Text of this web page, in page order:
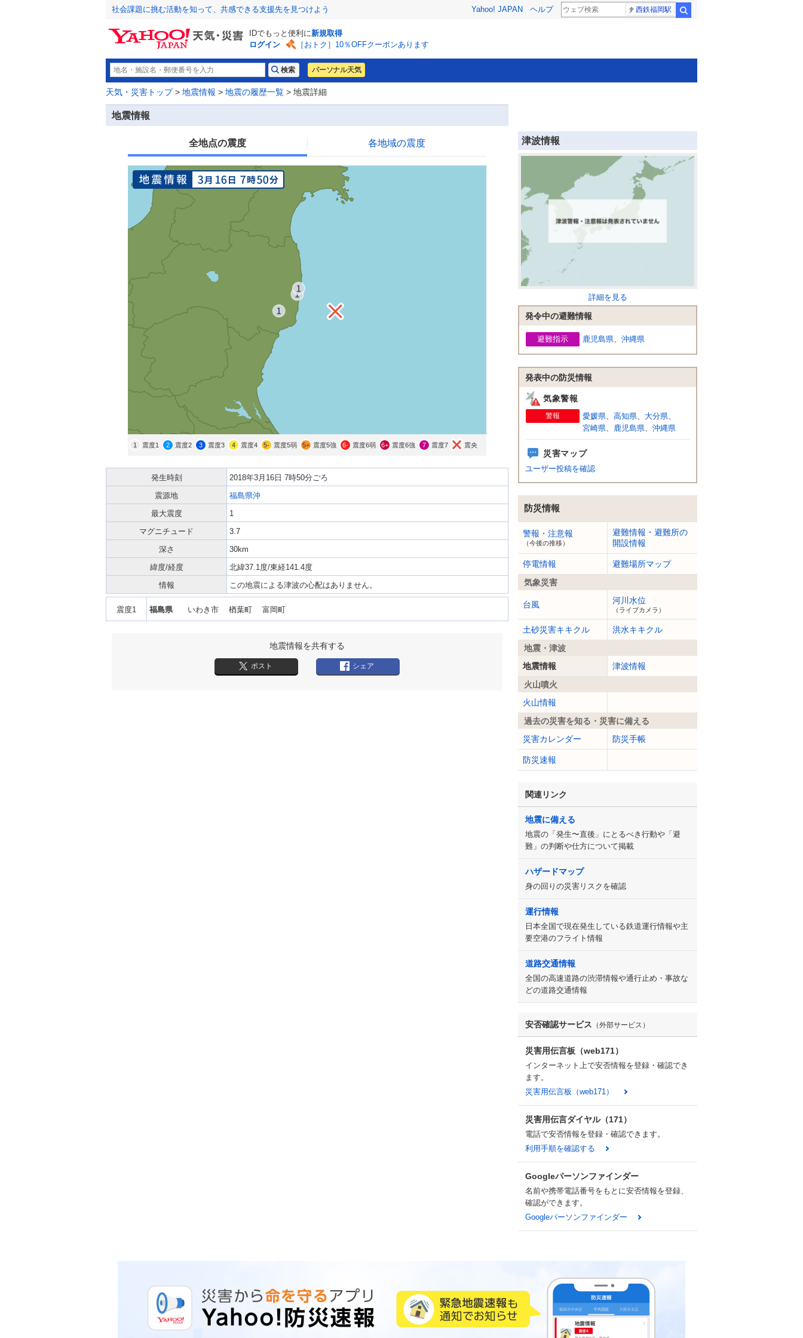
社会課題に挑む活動を知って、共感できる支援先を見つけよう Yahoo! JAPAN ヘルプ 西鉄福岡駅
IDでもっと便利に新規取得
ログイン
［おトク］10％OFFクーポンあります
パーソナル天気
天気・災害トップ> 地震情報 > 地震の履歴一覧 > 地震詳細
地震情報
全地点の震度 各地域の震度
1 震度1 2 震度2 3 震度3 4 震度4 5- 震度5弱 5+ 震度5強 6- 震度6弱 6+ 震度6強 7 震度7 震央
発生時刻
2018年3月16日 7時50分ごろ
震源地
福島県沖
最大震度
1
マグニチュード
3.7
深さ
30km
緯度/経度
北緯37.1度/東経141.4度
情報
この地震による津波の心配はありません。
震度1 福島県 いわき市 楢葉町 富岡町
地震情報を共有する
ポスト シェア
津波情報
詳細を見る
発令中の避難情報
避難指示 鹿児島県、 沖縄県
発表中の防災情報
気象警報
警報 愛媛県、 高知県、 大分県、
宮崎県、 鹿児島県、 沖縄県
災害マップ
ユーザー投稿を確認
防災情報
警報・注意報
（今後の推移）
避難情報・避難所の
開設情報
停電情報
避難場所マップ
気象災害
台風 河川水位
（ライブカメラ）
土砂災害キキクル
洪水キキクル
地震・津波
地震情報
津波情報
火山噴火
火山情報
過去の災害を知る・災害に備える
災害カレンダー
防災手帳
防災速報
関連リンク
地震に備える
地震の「発生〜直後」にとるべき行動や「避
難」の判断や仕方について掲載
ハザードマップ
身の回りの災害リスクを確認
運行情報
日本全国で現在発生している鉄道運行情報や主
要空港のフライト情報
道路交通情報
全国の高速道路の渋滞情報や通行止め・事故な
どの道路交通情報
安否確認サービス （外部サービス）
災害用伝言板（web171）
インターネット上で安否情報を登録・確認でき
ます。
災害用伝言板（web171）
災害用伝言ダイヤル（171）
電話で安否情報を登録・確認できます。
利用手順を確認する
Googleパーソンファインダー
名前や携帯電話番号をもとに安否情報を登録、
確認ができます。
Googleパーソンファインダー